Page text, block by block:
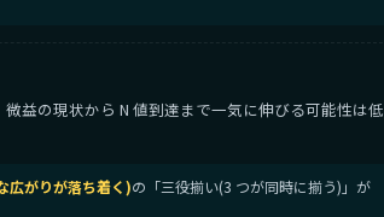
益の現状から N 値到達まで一気に伸びる可能性は低
広がりが落ち着く)の「三役揃い(3 つが同時に揃う)」が